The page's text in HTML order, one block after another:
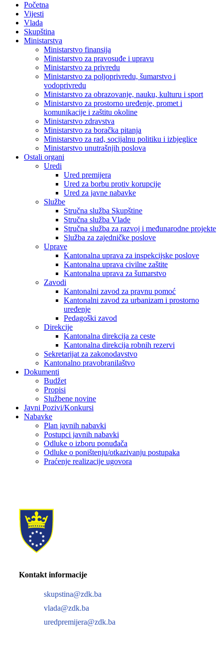
Početna
Vijesti
Vlada
Skupština
Ministarstva
Ministarstvo finansija
Ministarstvo za pravosuđe i upravu
Ministarstvo za privredu
Ministarstvo za poljoprivredu, šumarstvo i
vodoprivredu
Ministarstvo za obrazovanje, nauku, kulturu i sport
Ministarstvo za prostorno uređenje, promet i
komunikacije i zaštitu okoline
Ministarstvo zdravstva
Ministarstvo za boračka pitanja
Ministarstvo za rad, socijalnu politiku i izbjeglice
Ministarstvo unutrašnjih poslova
Ostali organi
Uredi
Ured premijera
Ured za borbu protiv korupcije
Ured za javne nabavke
Službe
Stručna služba Skupštine
Stručna služba Vlade
Stručna služba za razvoj i međunarodne projekte
Služba za zajedničke poslove
Uprave
Kantonalna uprava za inspekcijske poslove
Kantonalna uprava civilne zaštite
Kantonalna uprava za šumarstvo
Zavodi
Kantonalni zavod za pravnu pomoć
Kantonalni zavod za urbanizam i prostorno
uređenje
Pedagoški zavod
Direkcije
Kantonalna direkcija za ceste
Kantonalna direkcija robnih rezervi
Sekretarijat za zakonodavstvo
Kantonalno pravobranilaštvo
Dokumenti
Budžet
Propisi
Službene novine
Javni Pozivi/Konkursi
Nabavke
Plan javnih nabavki
Postupci javnih nabavki
Odluke o izboru ponuđača
Odluke o poništenju/otkazivanju postupaka
Praćenje realizacije ugovora
Kontakt informacije
skupstina@zdk.ba
vlada@zdk.ba
uredpremijera@zdk.ba